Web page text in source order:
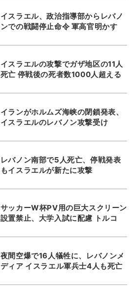
イスラエル、政治指導部からレバノ
ンでの戦闘停止命令 軍高官明かす
イスラエルの攻撃でガザ地区の11人
死亡 停戦後の死者数1000人超える
イランがホルムズ海峡の閉鎖発表、
イスラエルのレバノン攻撃受け
レバノン南部で5人死亡、停戦発表
もイスラエルが新たに攻撃
サッカーW杯PV用の巨大スクリーン
設置禁止、大学入試に配慮 トルコ
夜間空爆で16人犠牲に、レバノンメ
ディア イスラエル軍兵士4人も死亡